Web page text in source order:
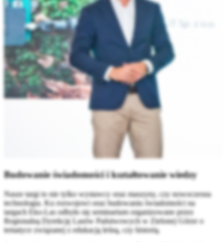
Budowanie świadomości i kształtowanie wiedzy
Nasze targi to nie tylko wystawcy oraz maszyny, czy nowoczesna
technologia. Ku rozwojowi oraz budowaniu świadomości na
targach Eko-Las odbyło się seminarium organizowane przez
Regionalną Dyrekcję Lasów Państwowych w Zielonej Górze o
tematyce związanej z edukacją leśną, czy historią.